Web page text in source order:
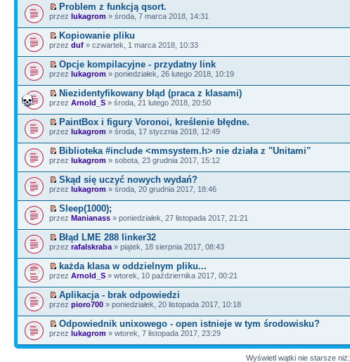
Problem z funkcją qsort.
przez lukagrom » środa, 7 marca 2018, 14:31
Kopiowanie pliku
przez duf » czwartek, 1 marca 2018, 10:33
Opcje kompilacyjne - przydatny link
przez lukagrom » poniedziałek, 26 lutego 2018, 10:19
Niezidentyfikowany błąd (praca z klasami)
przez Arnold_S » środa, 21 lutego 2018, 20:50
PaintBox i figury Voronoi, kreślenie błędne.
przez lukagrom » środa, 17 stycznia 2018, 12:49
Biblioteka #include <mmsystem.h> nie działa z "Unitami"
przez lukagrom » sobota, 23 grudnia 2017, 15:12
Skąd się uczyć nowych wydań?
przez lukagrom » środa, 20 grudnia 2017, 18:46
Sleep(1000);
przez Manianass » poniedziałek, 27 listopada 2017, 21:21
Błąd LME 288 linker32
przez rafalskraba » piątek, 18 sierpnia 2017, 08:43
każda klasa w oddzielnym pliku...
przez Arnold_S » wtorek, 10 października 2017, 00:21
Aplikacja - brak odpowiedzi
przez pioro700 » poniedziałek, 20 listopada 2017, 10:18
Odpowiednik unixowego - open istnieje w tym środowisku?
przez lukagrom » wtorek, 7 listopada 2017, 23:29
Wyświetl wątki nie starsze niż: